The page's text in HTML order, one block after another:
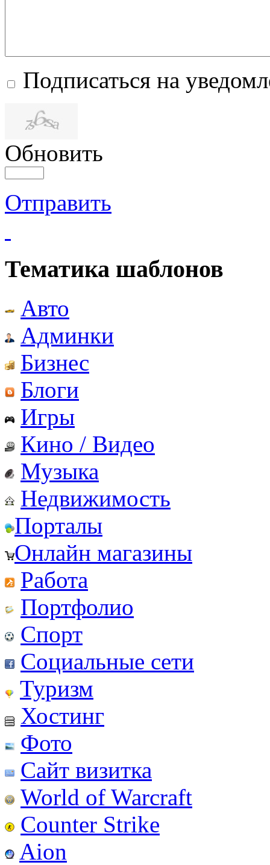
Подписаться на
Обновить
Отправить
Тематика шаблонов
Авто
Админки
Бизнес
Блоги
Игры
Кино / Видео
Музыка
Недвижимость
Порталы
Онлайн магазины
Работа
Портфолио
Спорт
Социальные сети
Туризм
Хостинг
Фото
Сайт визитка
World of Warcraft
Counter Strike
Aion